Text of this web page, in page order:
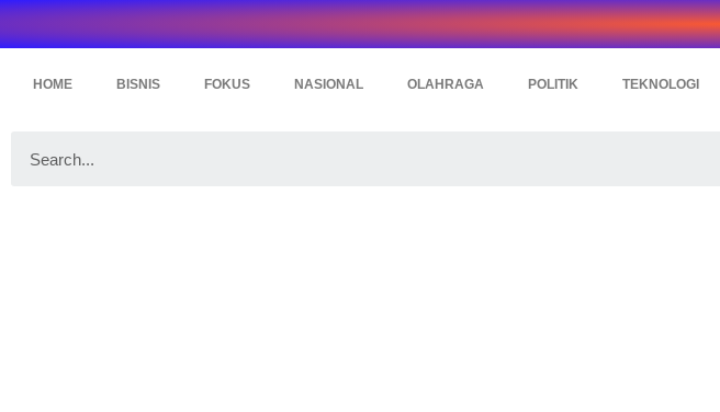
HOME BISNIS FOKUS NASIONAL OLAHRAGA POLITIK TEKNOLOGI